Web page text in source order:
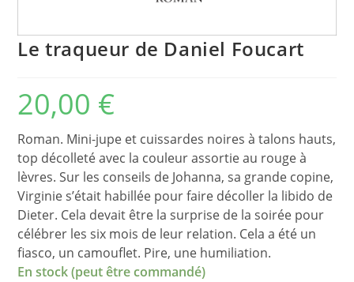
Le traqueur de Daniel Foucart
20,00 €
Roman. Mini-jupe et cuissardes noires à talons hauts,
top décolleté avec la couleur assortie au rouge à
lèvres. Sur les conseils de Johanna, sa grande copine,
Virginie s’était habillée pour faire décoller la libido de
Dieter. Cela devait être la surprise de la soirée pour
célébrer les six mois de leur relation. Cela a été un
fiasco, un camouflet. Pire, une humiliation.
En stock (peut être commandé)